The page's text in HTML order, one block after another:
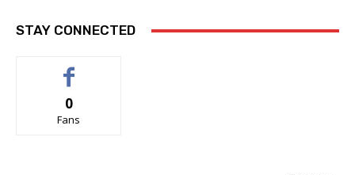
STAY CONNECTED
0
Fans